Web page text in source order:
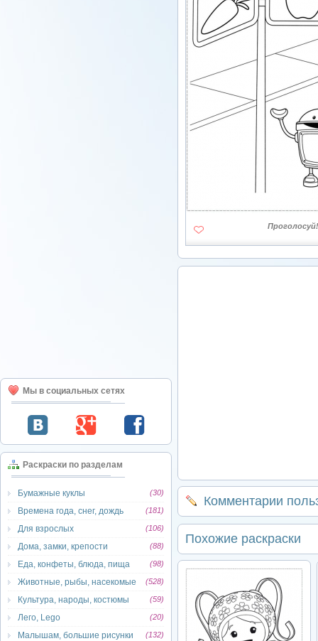
Мы в социальных сетях
Раскраски по разделам
Бумажные куклы (30)
Времена года, снег, дождь (181)
Для взрослых (106)
Дома, замки, крепости (88)
Еда, конфеты, блюда, пища (98)
Животные, рыбы, насекомые (528)
Культура, народы, костюмы (59)
Лего, Lego (20)
Малышам, большие рисунки (132)
Проголосуй!
Комментарии
Похожие раскраски